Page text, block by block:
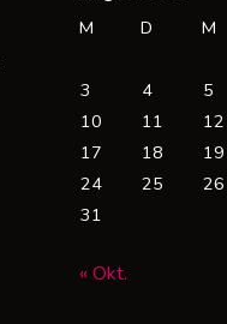
M
D M
3
4 5
10
11 12
17
18 19
24
25 26
31
« Okt.